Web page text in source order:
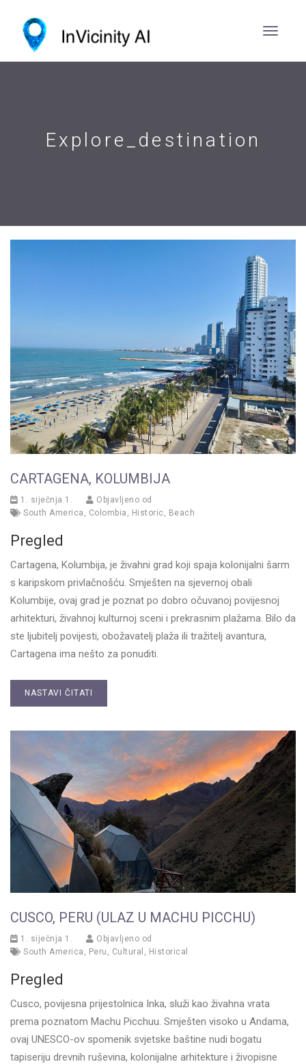
Explore_destination
CARTAGENA, KOLUMBIJA
1. siječnja 1.
Objavljeno od
South America , Colombia , Historic , Beach
Pregled
Cartagena, Kolumbija, je živahni grad koji spaja kolonijalni šarm
s karipskom privlačnošću. Smješten na sjevernoj obali
Kolumbije, ovaj grad je poznat po dobro očuvanoj povijesnoj
arhitekturi, živahnoj kulturnoj sceni i prekrasnim plažama. Bilo da
ste ljubitelj povijesti, obožavatelj plaža ili tražitelj avantura,
Cartagena ima nešto za ponuditi.
NASTAVI ČITATI
CUSCO, PERU (ULAZ U MACHU PICCHU)
1. siječnja 1.
Objavljeno od
South America
Peru Cultural Historical
Pregled
Cusco, povijesna prijestolnica Inka, služi kao živahna vrata
prema poznatom Machu Picchuu. Smješten visoko u Andama,
ovaj UNESCO-ov spomenik svjetske baštine nudi bogatu
tapiseriju drevnih ruševina, kolonijalne arhitekture i živopisne